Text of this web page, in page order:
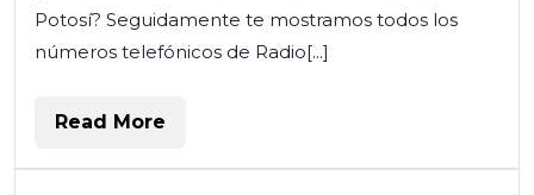
Potosí? Seguidamente te mostramos todos los
números telefónicos de Radio[...]
Read More